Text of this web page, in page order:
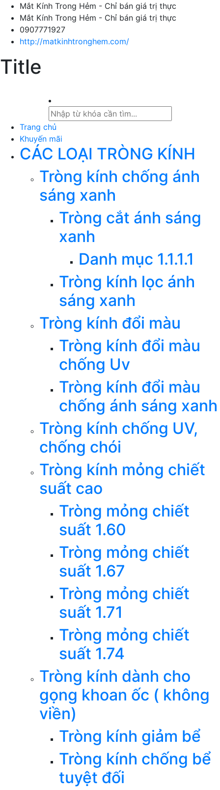
Mắt Kính Trong Hẻm - Chỉ bán giá trị thực
Mắt Kính Trong Hẻm - Chỉ bán giá trị thực
0907771927
http://matkinhtronghem.com/
Title
Trang chủ
Khuyến mãi
CÁC LOẠI TRÒNG KÍNH
Tròng kính chống ánh
sáng xanh
Tròng cắt ánh sáng
xanh
Danh mục 1.1.1.1
Tròng kính lọc ánh
sáng xanh
Tròng kính đổi màu
Tròng kính đổi màu
chống Uv
Tròng kính đổi màu
chống ánh sáng xanh
Tròng kính chống UV,
chống chói
Tròng kính mỏng chiết
suất cao
Tròng mỏng chiết
suất 1.60
Tròng mỏng chiết
suất 1.67
Tròng mỏng chiết
suất 1.71
Tròng mỏng chiết
suất 1.74
Tròng kính dành cho
gọng khoan ốc ( không
viền)
Tròng kính giảm bể
Tròng kính chống bể
tuyệt đối